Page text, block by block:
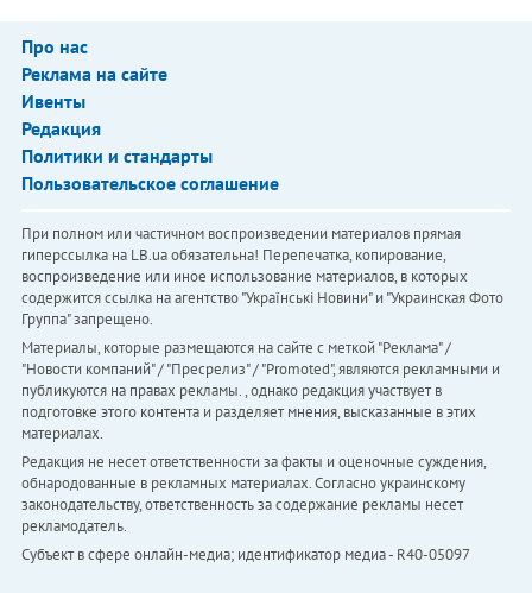
Про нас
Реклама на сайте
Ивенты
Редакция
Политики и стандарты
Пользовательское соглашение
При полном или частичном воспроизведении материалов прямая
гиперссылка на LB.ua обязательна! Перепечатка, копирование,
воспроизведение или иное использование материалов, в которых
содержится ссылка на агентство "Українськi Новини" и "Украинская Фото
Группа" запрещено.
Материалы, которые размещаются на сайте с меткой "Реклама" /
"Новости компаний" / "Пресрелиз" / "Promoted", являются рекламными и
публикуются на правах рекламы. , однако редакция участвует в
подготовке этого контента и разделяет мнения, высказанные в этих
материалах.
Редакция не несет ответственности за факты и оценочные суждения,
обнародованные в рекламных материалах. Согласно украинскому
законодательству, ответственность за содержание рекламы несет
рекламодатель.
Субъект в сфере онлайн-медиа; идентификатор медиа - R40-05097